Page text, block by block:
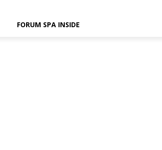
FORUM SPA INSIDE